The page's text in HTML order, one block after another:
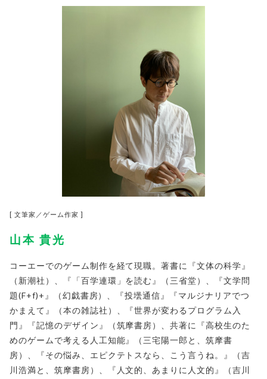
[ 文筆家／ゲーム作家 ]
山本 貴光
コーエーでのゲーム制作を経て現職。著書に『文体の科学』
（新潮社）、『「百学連環」を読む』（ 三省堂）、『文学問
題(F+f)+ 』（幻戯書房）、『投壜通信』
『マルジナリアでつ
かまえて』（本の雑誌社）、『世界が変わるプログラム入
門』『記憶のデザイン』（筑摩書房）、共著に『高校生のた
めのゲームで考える人工知能』（ 三宅陽一郎と、筑摩書
房）、『その悩み、エピクテトスなら、
こう言うね。』（吉
川浩満と、筑摩書房）、『人文的、 あまりに人文的』（吉川